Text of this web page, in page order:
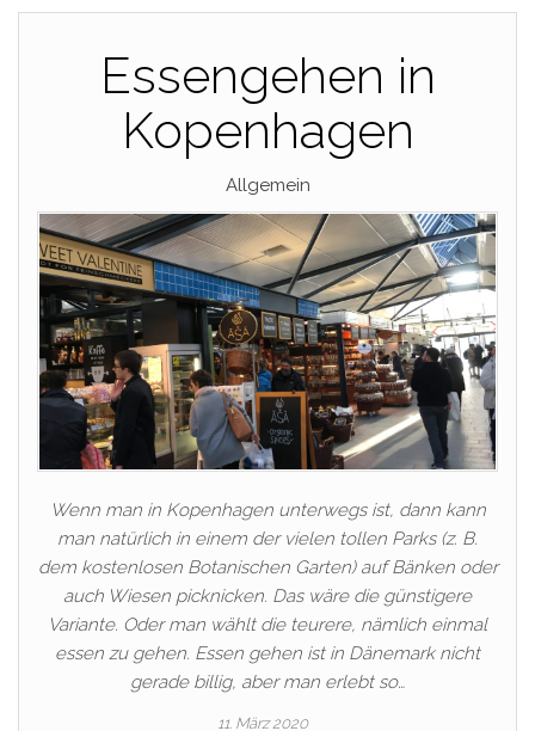
Essengehen in
Kopenhagen
Allgemein
Wenn man in Kopenhagen unterwegs ist, dann kann
man natürlich in einem der vielen tollen Parks (z. B.
dem kostenlosen Botanischen Garten) auf Bänken oder
auch Wiesen picknicken. Das wäre die günstigere
Variante. Oder man wählt die teurere, nämlich einmal
essen zu gehen. Essen gehen ist in Dänemark nicht
gerade billig, aber man erlebt so…
11. März 2020